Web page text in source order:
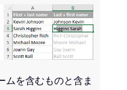
ムを含むものと含ま